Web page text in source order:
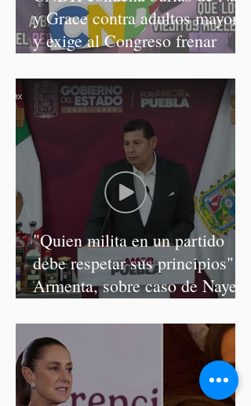
y Grace contra adultos mayores
y exige al Congreso frenar
"Quien milita en un partido
debe respetar sus principios":
Armenta, sobre caso de Nayeli